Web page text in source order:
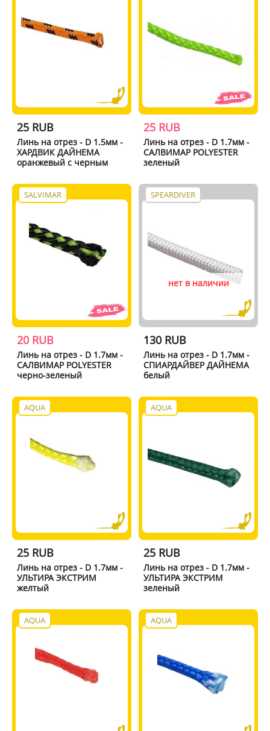
25 RUB
Линь на отрез - D 1.5мм -
ХАРДВИК ДАЙНЕМА
оранжевый с черным
25 RUB
Линь на отрез - D 1.7мм -
САЛВИМАР POLYESTER
зеленый
SALVIMAR
20 RUB
Линь на отрез - D 1.7мм -
САЛВИМАР POLYESTER
черно-зеленый
SPEARDIVER
нет в наличии
130 RUB
Линь на отрез - D 1.7мм -
СПИАРДАЙВЕР ДАЙНЕМА
белый
AQUA
25 RUB
Линь на отрез - D 1.7мм -
УЛЬТИРА ЭКСТРИМ
желтый
AQUA
25 RUB
Линь на отрез - D 1.7мм -
УЛЬТИРА ЭКСТРИМ
зеленый
AQUA AQUA